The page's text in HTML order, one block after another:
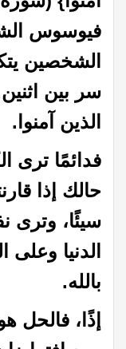
فيوسوس
الشخصين
سر بين
الذين آمنوا.
فدائمًا ترى
حالك إذا
سيئًا، وترى
الدنيا وعلى
بالله.
إذًا، فالحل